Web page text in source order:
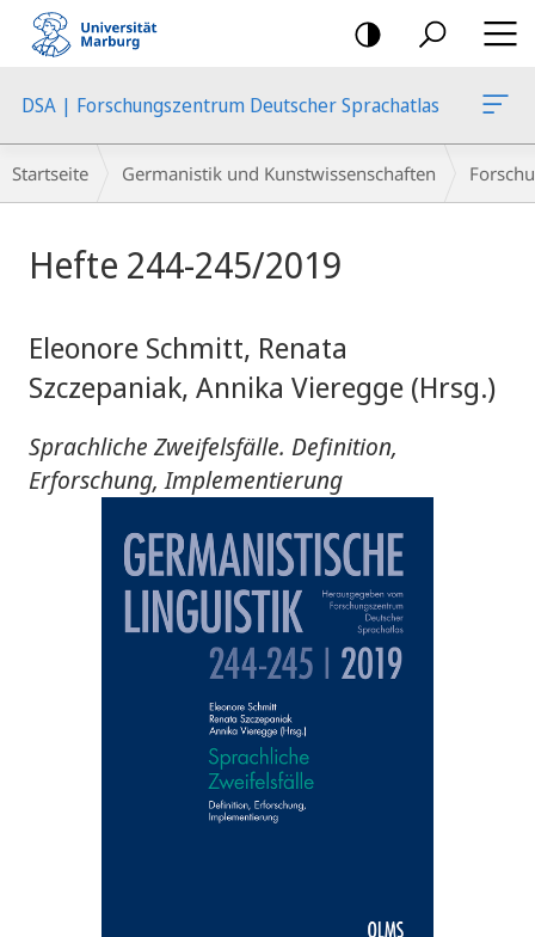
Mobile-
Navigation
DSA | Forschungszentrum Deutscher Sprachatlas
Breadcrumb-
Navigation
Startseite Germanistik und Kunstwissenschaften
Hefte 244-245/2019
Eleonore Schmitt, Renata
Szczepaniak, Annika Vieregge (Hrsg.)
Sprachliche Zweifelsfälle. Definition,
Erforschung, Implementierung